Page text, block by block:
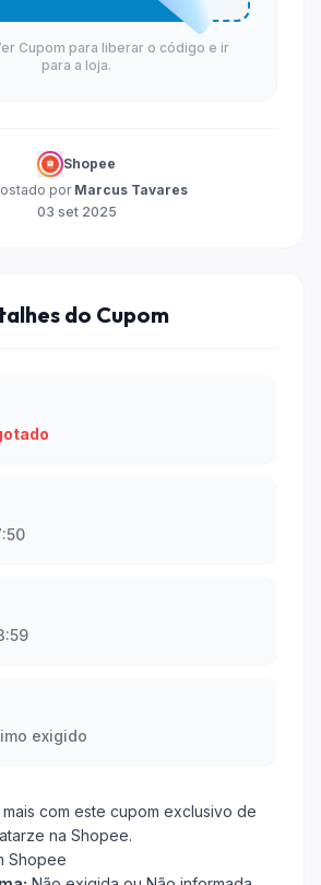
Cupom para liberar o código e ir
para a loja.
Shopee
por Marcus Tavares
03 set 2025
do Cupom
exigido
com este cupom exclusivo de
na Shopee.
Shopee